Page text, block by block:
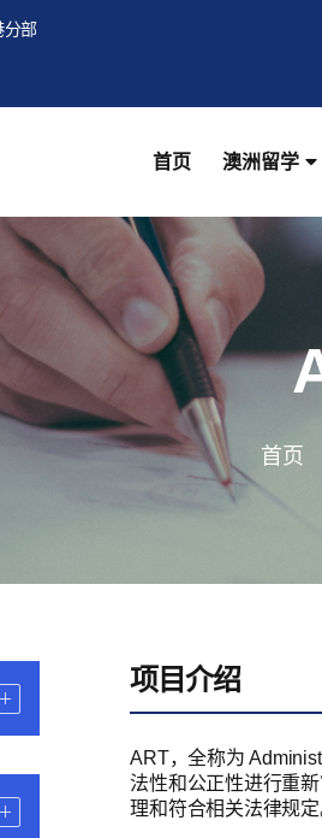
分部
首页 澳洲留学
首页
项目介绍
ART，全称为
法性和公正性进行重
理和符合相关法律规定